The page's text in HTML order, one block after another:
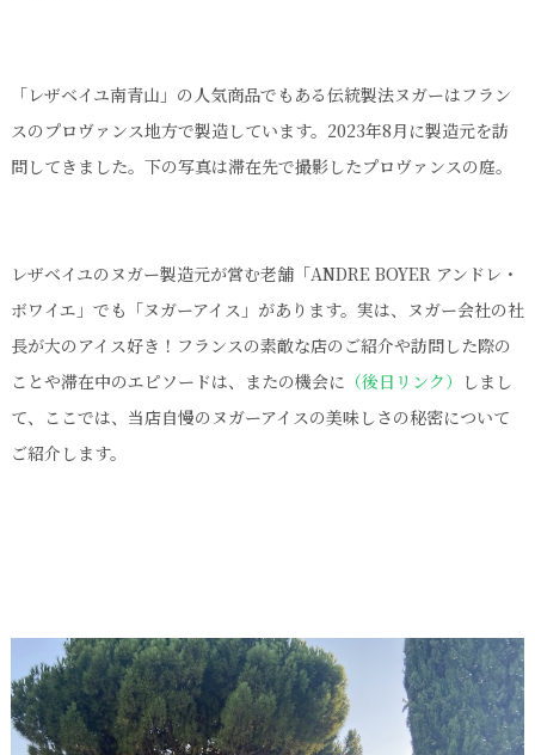
「レザベイユ南青山」の人気商品でもある伝統製法ヌガーはフラン
スのプロヴァンス地方で製造しています。2023年8月に製造元を訪
問してきました。下の写真は滞在先で撮影したプロヴァンスの庭。
レザベイユのヌガー製造元が営む老舗「ANDRE BOYER アンドレ・
ボワイエ」でも「ヌガーアイス」があります。実は、ヌガー会社の社
長が大のアイス好き！フランスの素敵な店のご紹介や訪問した際の
ことや滞在中のエピソードは、またの機会に （後日リンク） しまし
て、ここでは、当店自慢のヌガーアイスの美味しさの秘密について
ご紹介します。